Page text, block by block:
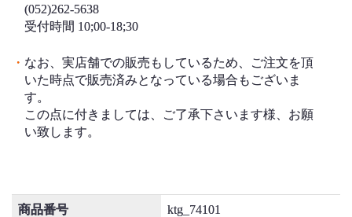
(052)262-5638
受付時間 10;00-18;30
・ なお、実店舗での販売もしているため、ご注文を頂
いた時点で販売済みとなっている場合もございま
す。
この点に付きましては、ご了承下さいます様、お願
い致します。
商品番号 ktg_74101